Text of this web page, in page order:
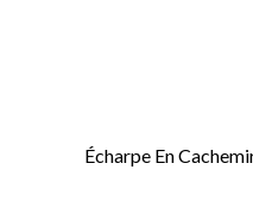
Écharpe En